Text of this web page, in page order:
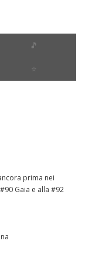
🎵
⭐️
prima nei
Gaia e alla #92